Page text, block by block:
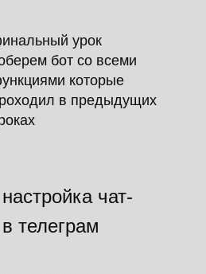
урок
бот со всеми
которые
в предыдущих
чат-
телеграм